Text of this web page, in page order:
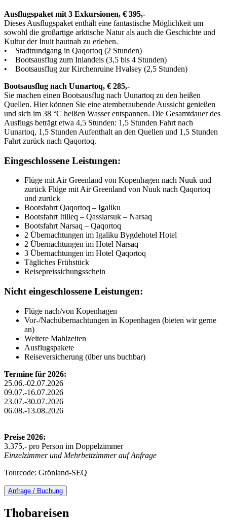
Ausflugspaket mit 3 Exkursionen, € 395,-
Dieses Ausflugspaket enthält eine fantastische Möglichkeit um
sowohl die großartige arktische Natur als auch die Geschichte und
Kultur der Inuit hautnah zu erleben.
• Stadtrundgang in Qaqortoq (2 Stunden)
• Bootsausflug zum Inlandeis (3,5 bis 4 Stunden)
• Bootsausflug zur Kirchenruine Hvalsey (2,5 Stunden)
Bootsausflug nach Uunartoq, € 285,-
Sie machen einen Bootsausflug nach Uunartoq zu den heißen
Quellen. Hier können Sie eine atemberaubende Aussicht genießen
und sich im 38 °C heißen Wasser entspannen. Die Gesamtdauer des
Ausflugs beträgt etwa 4,5 Stunden: 1,5 Stunden Fahrt nach
Uunartoq, 1,5 Stunden Aufenthalt an den Quellen und 1,5 Stunden
Fahrt zurück nach Qaqortoq.
Eingeschlossene Leistungen:
Flüge mit Air Greenland von Kopenhagen nach Nuuk und
zurück Flüge mit Air Greenland von Nuuk nach Qaqortoq
und zurück
Bootsfahrt Qaqortoq – Igaliku
Bootsfahrt Itilleq – Qassiarsuk – Narsaq
Bootsfahrt Narsaq – Qaqortoq
2 Übernachtungen im Igaliku Bygdehotel Hotel
2 Übernachtungen im Hotel Narsaq
3 Übernachtungen im Hotel Qaqortoq
Tägliches Frühstück
Reisepreissichungsschein
Nicht eingeschlossene Leistungen:
Flüge nach/von Kopenhagen
Vor-/Nachübernachtungen in Kopenhagen (bieten wir gerne
an)
Weitere Mahlzeiten
Ausflugspakete
Reiseversicherung (über uns buchbar)
Termine für 2026:
25.06.-02.07.2026
09.07.-16.07.2026
23.07.-30.07.2026
06.08.-13.08.2026
Preise 2026:
3.375,- pro Person im Doppelzimmer
Einzelzimmer und Mehrbettzimmer auf Anfrage
Tourcode: Grönland-SEQ
Anfrage / Buchung
Thobareisen